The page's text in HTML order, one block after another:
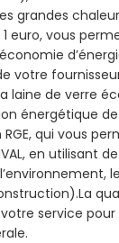
grandes
1 euro, vous
votre fournisseur
de verre
énergétique
qui vous
en utilisant
service